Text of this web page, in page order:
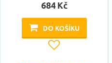
684 Kč
DO KOŠÍKU